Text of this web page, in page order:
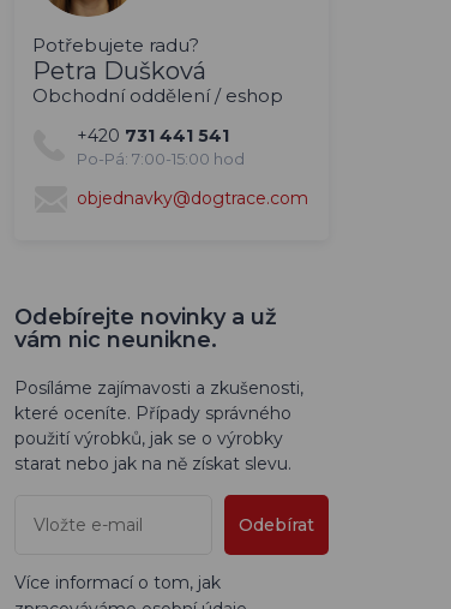
Potřebujete radu?
Petra Dušková
Obchodní oddělení / eshop
+420 731 441 541
Po-Pá: 7:00-15:00 hod
objednavky@dogtrace.com
Odebírejte novinky a už
vám nic neunikne.
Posíláme zajímavosti a zkušenosti,
které oceníte. Případy správného
použití výrobků, jak se o výrobky
starat nebo jak na ně získat slevu.
Odebírat
Více informací o tom, jak